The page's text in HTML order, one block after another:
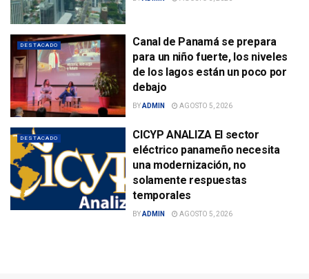
DESTACADO
Canal de Panamá se prepara
para un niño fuerte, los niveles
de los lagos están un poco por
debajo
BYADMIN AGOSTO 5, 2026
DESTACADO
CICYP ANALIZA El sector
eléctrico panameño necesita
una modernización, no
solamente respuestas
temporales
BYADMIN AGOSTO 5, 2026